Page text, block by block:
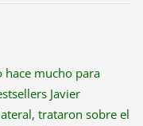
hace mucho para
Javier
trataron sobre el